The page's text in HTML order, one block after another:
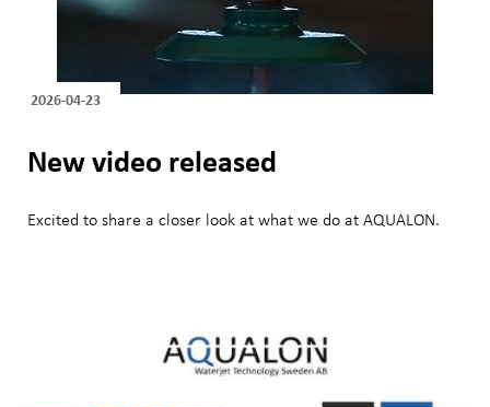
2026-04-23
New video released
Excited to share a closer look at what we do at AQUALON.